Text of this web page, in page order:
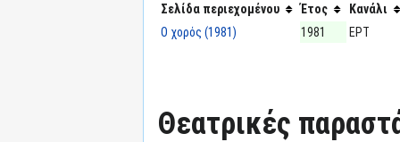
Σελίδα περιεχομένου Έτος
Κανάλι
Ο χορός (1981)
1981 ΕΡΤ
Θεατρικές